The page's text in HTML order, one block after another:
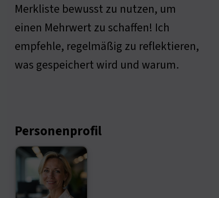
Merkliste bewusst zu nutzen, um
einen Mehrwert zu schaffen! Ich
empfehle, regelmäßig zu reflektieren,
was gespeichert wird und warum.
Personenprofil